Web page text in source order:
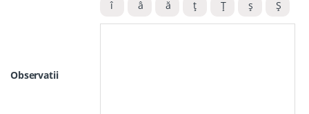
Observatii